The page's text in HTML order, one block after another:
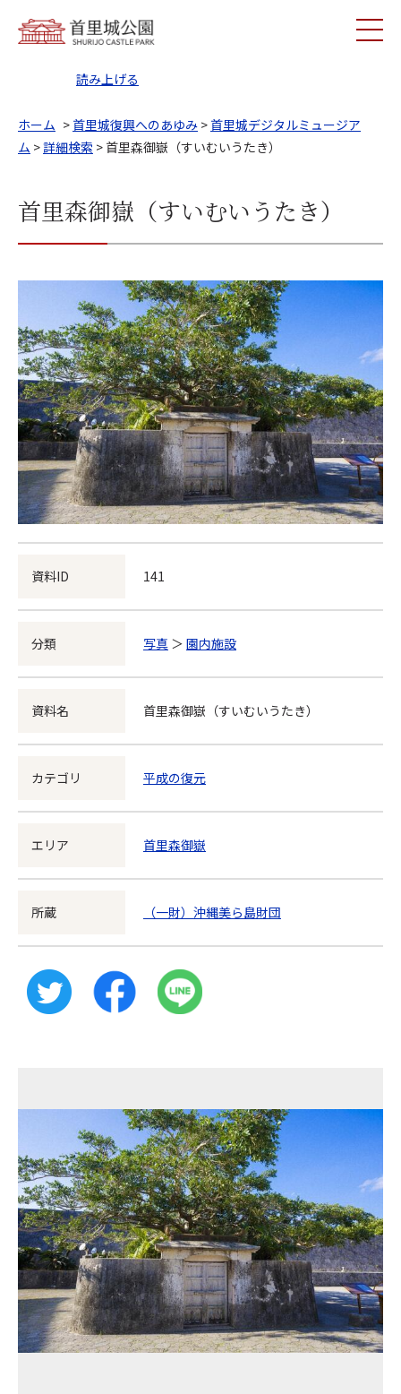
読み上げる
ホーム > 首里城復興へのあゆみ > 首里城デジタルミュージア
ム >詳細検索 > 首里森御嶽（すいむいうたき）
首里森御嶽（すいむいうたき）
資料ID 141
分類 写真 ＞ 園内施設
資料名 首里森御嶽（すいむいうたき）
カテゴリ 平成の復元
エリア 首里森御嶽
所蔵 （一財）沖縄美ら島財団